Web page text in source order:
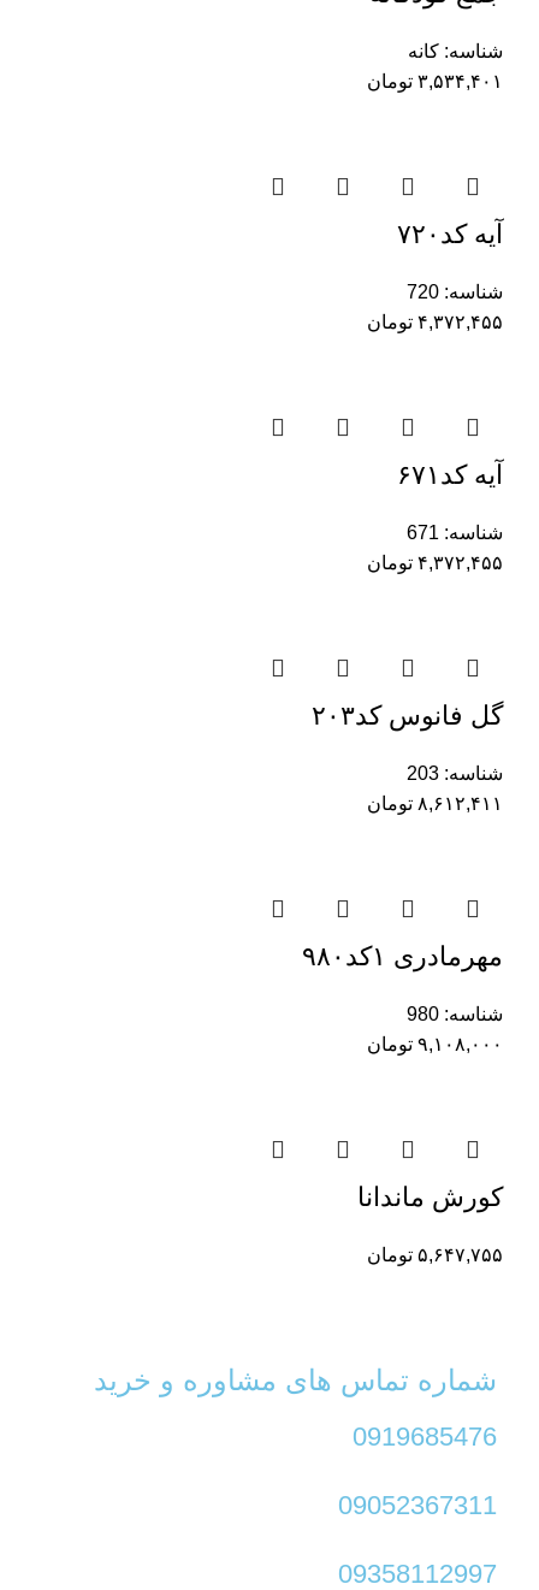
شناسه: کانه
۳,۵۳۴,۴۰۱ تومان
آیه کد۷۲۰
شناسه: 720
۴,۳۷۲,۴۵۵ تومان
آیه کد۶۷۱
شناسه: 671
۴,۳۷۲,۴۵۵ تومان
گل فانوس کد۲۰۳
شناسه: 203
۸,۶۱۲,۴۱۱ تومان
مهرمادری ۱کد۹۸۰
شناسه: 980
۹,۱۰۸,۰۰۰ تومان
کورش ماندانا
۵,۶۴۷,۷۵۵ تومان
شماره تماس های مشاوره و خرید
0919685476
09052367311
09358112997